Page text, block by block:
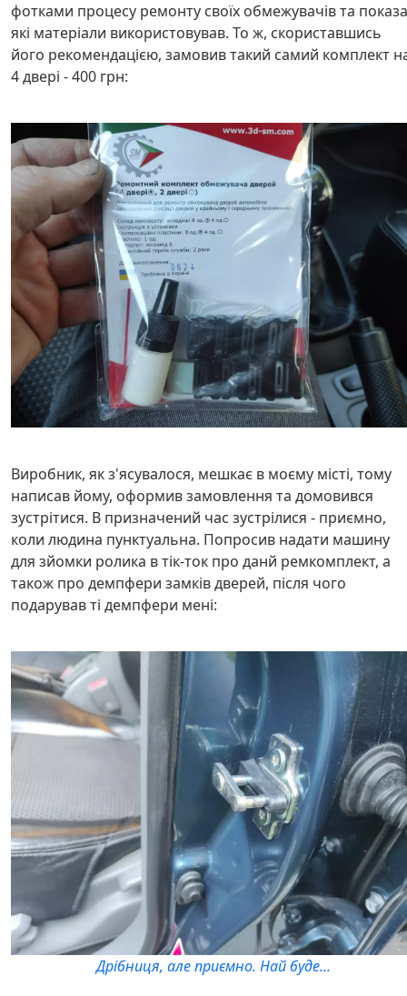
фотками процесу ремонту своїх обмежувачів та
які матеріали використовував. То ж, скориставшись
його рекомендацією, замовив такий самий комплект
4 двері - 400 грн:
Виробник, як з'ясувалося, мешкає в моєму місті, тому
написав йому, оформив замовлення та домовився
зустрітися. В призначений час зустрілися - приємно,
коли людина пунктуальна. Попросив надати машину
для зйомки ролика в тік-ток про данй ремкомплект, а
також про демпфери замків дверей, після чого
подарував ті демпфери мені:
Дрібниця, але приємно. Най буде...